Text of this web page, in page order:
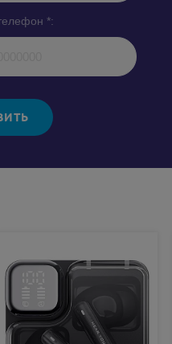
*: